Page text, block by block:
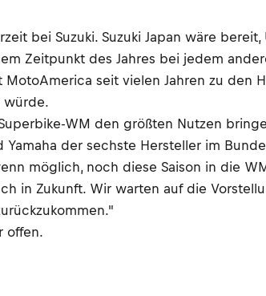
bei Suzuki. Suzuki Japan wäre
Zeitpunkt des Jahres bei jedem
seit vielen Jahren zu
würde.
WM den größten Nutzen
Yamaha der sechste Hersteller im
möglich, noch diese Saison in die
in Zukunft. Wir warten auf die
offen.